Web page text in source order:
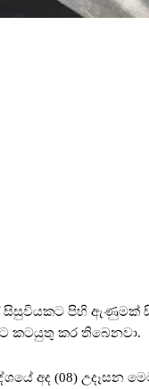
සිසුවියකට පිහි ඇණුමක්
කටයුතු කර තිබෙනවා.
අද (08) උදෑසන